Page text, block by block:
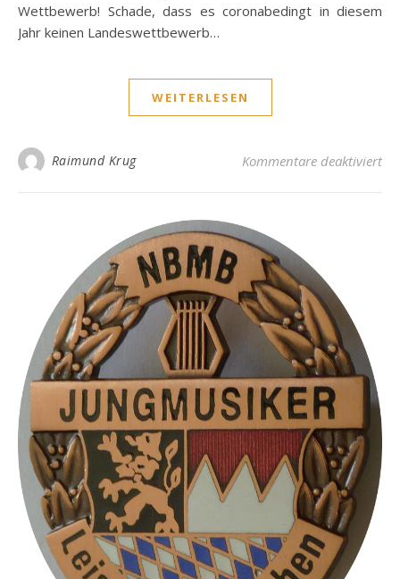
Wettbewerb! Schade, dass es coronabedingt in diesem
Jahr keinen Landeswettbewerb…
WEITERLESEN
Raimund Krug Kommentare deaktiviertfür